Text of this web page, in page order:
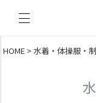
HOME 水着・体操服・